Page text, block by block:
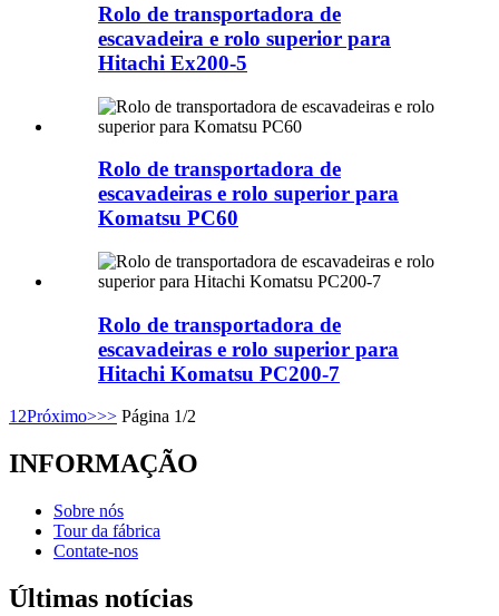
Rolo de transportadora de
escavadeira e rolo superior para
Hitachi Ex200-5
Rolo de transportadora de
escavadeiras e rolo superior para
Komatsu PC60
Rolo de transportadora de
escavadeiras e rolo superior para
Hitachi Komatsu PC200-7
12Próximo>>> Página 1/2
INFORMAÇÃO
Sobre nós
Tour da fábrica
Contate-nos
Últimas notícias